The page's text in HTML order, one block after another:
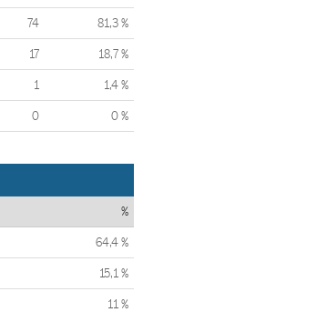
74 81,3 %
17 18,7 %
1 1,4 %
0 0 %
%
64,4 %
15,1 %
11 %